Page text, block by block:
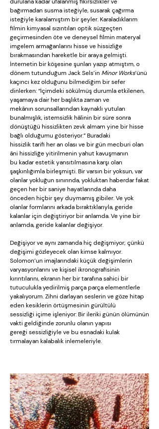
bağırmadan susma isteğiyle, susarak çağırma
isteğiyle karalamıştım bir şeyler. Karaladıklarım
filmin kimyasal sızıntıları optik süzgeçten
geçirmesinden öte ve deneysel filmin materyal
imgelem armağanlarını hisse ve hissizliğe
bırakmasından hareketle bir araya gelmişti.
İnternetin bir köşesine şunları yazıp atmıştım, o
dönem tutunduğum Jack Sels’in Minor Works’ünü
kaçıncı kez olduğunu bilmediğim bir sefer
dinlerken: “İçimdeki sökülmüş durumla etkilenen,
yaşamaya dair her başlıkta zaman ve
mekânın sorunsallarından kaynaklı yutulan
bunalmışlık, istemsizlik hâlinin bir süre sonra
dönüştüğü hissizlikten zevk almam yine bir hisse
bağlı olduğumu gösteriyor.” Buradaki
hissizlik tarifi her an olası ve bir gün mecburi olan
âni hissizliğe yitirilmenin yahut kavuşmanın
bu kadar estetik yansıtılmasına karşı olan
şaşkınlığımla birleşmişti. Bir varsın bir yoksun, var
olanlar yokluğun sınırında, yokluktan haberdar fakat
geçen her bir saniye hayatlarında daha
önceden hiçbir şey duymamış gibiler. Ve yok
olanlar formlarını arkada bıraktıklarıyla, geride
kalanlar için değiştiriyor bir anlamda. Ve yine bir
anlamda, geride kalanlar değişiyor.
Değişiyor ve aynı zamanda hiç değişmiyor; çünkü
değişimi gözleyecek olan kimse kalmıyor.
Solomon’un imajlarındaki küçük değişimlerin
varyasyonlarını ve kişisel ikronografisinin
kırıntılarını, ekranın her bir tarafına sahici bir
tutuculukla yedirilmiş parça parça elementlerle
yakalıyorum. Zihni darlayan seslerin ve göze hitap
eden kesiklerin örtüşmesinin gürültülü
sessizliği içime işleniyor: Bir ileriki günün ölümünün
vakti geldiğinde zorunlu olanın yapısı
gereği sessizliğiyle ve bu esnadaki kulak
tırmalayan kalabalık inlemeleriyle.